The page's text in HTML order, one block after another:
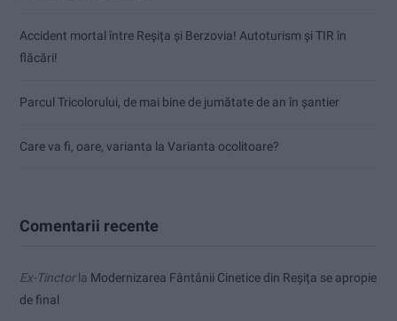
Accident mortal între Reșița și Berzovia! Autoturism și TIR în
flăcări!
Parcul Tricolorului, de mai bine de jumătate de an în șantier
Care va fi, oare, varianta la Varianta ocolitoare?
Comentarii recente
Ex-Tinctorla Modernizarea Fântânii Cinetice din Reșița se apropie
de final